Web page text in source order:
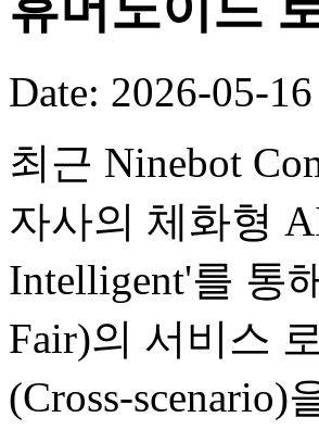
Date: 2026-05-16
최근 Ninebot
자사의 체화형
Intelligent'를 통
Fair)의 서비스
(Cross-